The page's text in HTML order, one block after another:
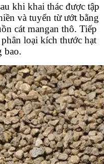
khi khai thác được tập
và tuyển từ ướt bằng
cát mangan thô. Tiếp
loại kích thước hạt
bao.